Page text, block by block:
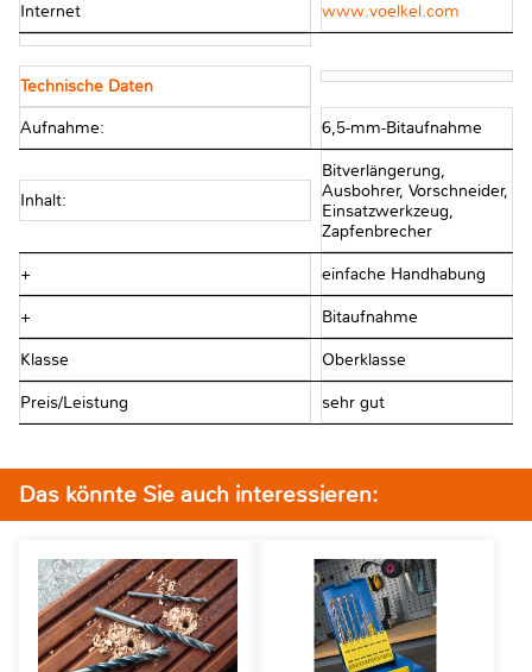
Internet www.voelkel.com
Technische Daten
Aufnahme: 6,5-mm-Bitaufnahme
Inhalt:
Bitverlängerung,
Ausbohrer, Vorschneider,
Einsatzwerkzeug,
Zapfenbrecher
+ einfache Handhabung
+ Bitaufnahme
Klasse Oberklasse
Preis/Leistung sehr gut
Das könnte Sie auch interessieren: